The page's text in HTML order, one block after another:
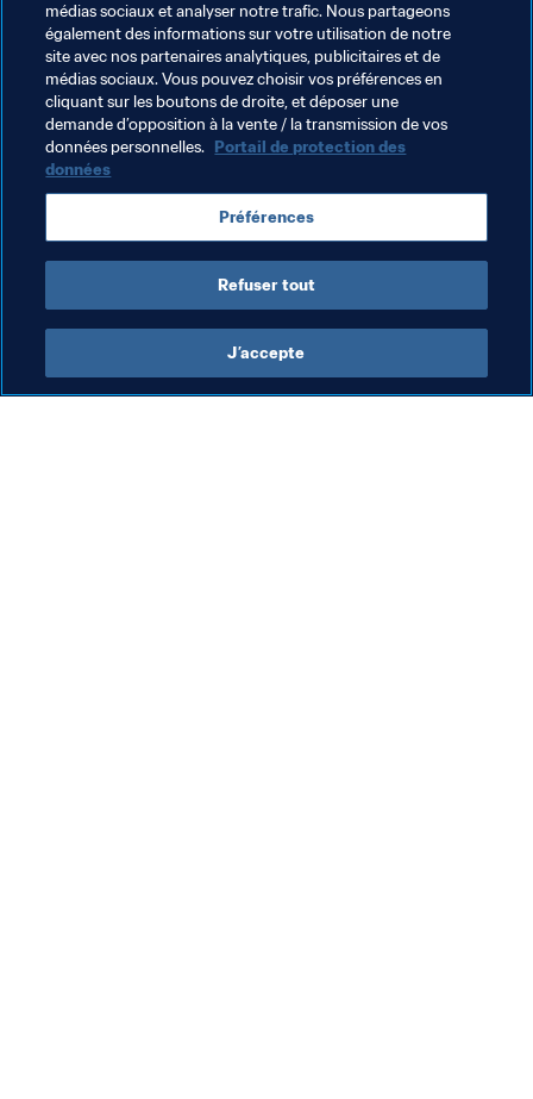
"Je n'ai pas les mots pour te remercier de tout ce que tu
as fait pour ce vestiaire, pour le Real Madrid. C'était un
honneur et un privilège d'avoir mon idole en tant
qu'entraîneur")
Thèmes en lien
Compétitions FIFA France
médias sociaux et analyser notre trafic. Nous partageons
également des informations sur votre utilisation de notre
site avec nos partenaires analytiques, publicitaires et de
médias sociaux. Vous pouvez choisir vos préférences en
cliquant sur les boutons de droite, et déposer une
demande d’opposition à la vente / la transmission de vos
données personnelles. Portail de protection des
données
Préférences
Refuser tout
J’accepte